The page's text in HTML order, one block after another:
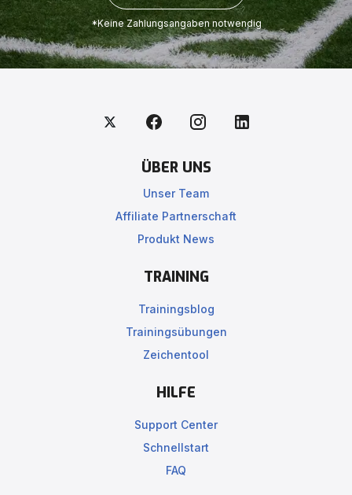
*Keine Zahlungsangaben notwendig
ÜBER UNS
Unser Team
Affiliate Partnerschaft
Produkt News
TRAINING
Trainingsblog
Trainingsübungen
Zeichentool
HILFE
Support Center
Schnellstart
FAQ